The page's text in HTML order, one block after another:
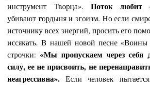
инструмент Творца». Поток любит
убивают гордыня и эгоизм. Но если
источнику всех энергий, просить его
иссякать. В нашей новой песне «Воины
строчки: «Мы пропускаем через себя
силу, ее не присвоить, не
неагрессивна». Если человек